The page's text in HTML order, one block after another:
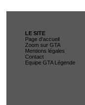
LE SITE
Page d'accueil
Zoom sur GTA
Mentions légales
Contact
Equipe GTA Légende